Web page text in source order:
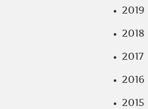
2019
2018
2017
2016
2015